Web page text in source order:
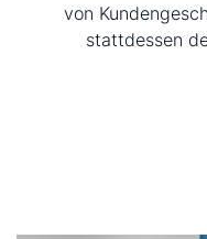
von
stattdessen